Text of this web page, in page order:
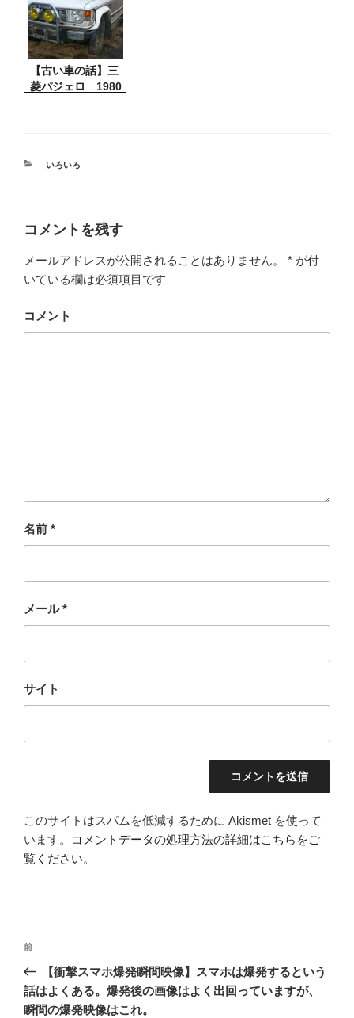
【古い車の話】三
菱パジェロ 1980
カ
ー
いろいろ
コメントを残す
メールアドレスが公開されることはありません。 * が付
いている欄は必須項目です
コメント
名前 *
メール*
サイト
このサイトはスパムを低減するために Akismet を使って
います。
コメントデータの処理方法の詳細はこちらをご
覧ください。
投
ナ
ビ
前
の
投
稿
前
【衝撃スマホ爆発瞬間映像】スマホは爆発するという
話はよくある。爆発後の画像はよく出回っていますが、
瞬間の爆発映像はこれ。